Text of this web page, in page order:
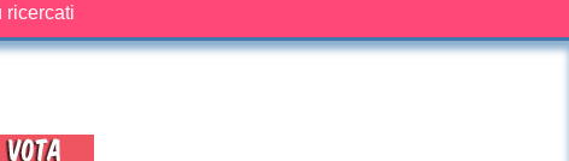
ricercati